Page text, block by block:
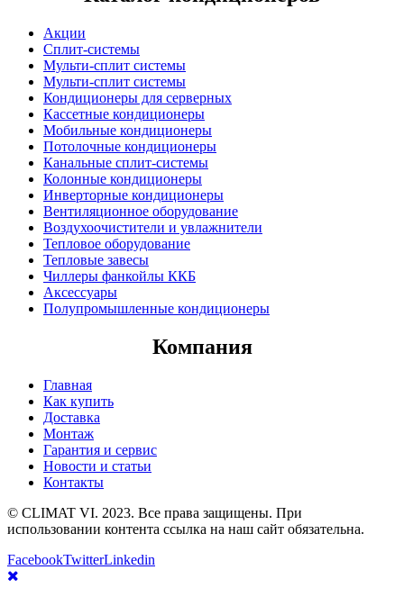
Акции
Сплит-системы
Мульти-сплит системы
Мульти-сплит системы
Кондиционеры для серверных
Кассетные кондиционеры
Мобильные кондиционеры
Потолочные кондиционеры
Канальные сплит-системы
Колонные кондиционеры
Инверторные кондиционеры
Вентиляционное оборудование
Воздухоочистители и увлажнители
Тепловое оборудование
Тепловые завесы
Чиллеры фанкойлы ККБ
Аксессуары
Полупромышленные кондиционеры
Компания
Главная
Как купить
Доставка
Монтаж
Гарантия и сервис
Новости и статьи
Контакты
© CLIMAT VI. 2023. Все права защищены. При
использовании контента ссылка на наш сайт обязательна.
FacebookTwitterLinkedin